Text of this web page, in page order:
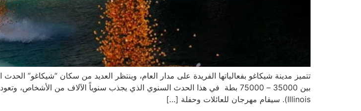
Illinois). سيقام مهرجان للعائلات وحفلة […]